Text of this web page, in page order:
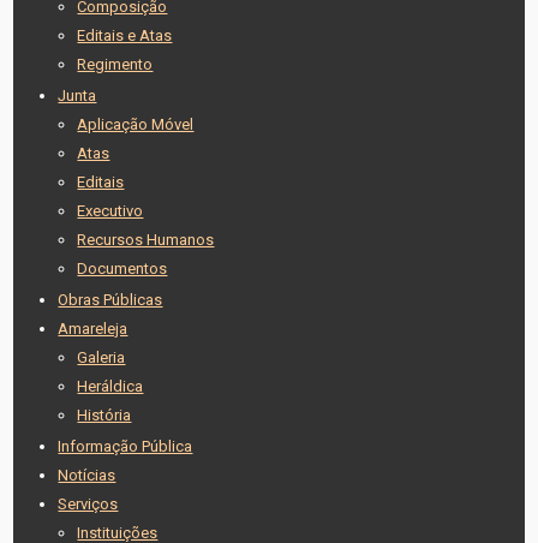
Composição
Editais e Atas
Regimento
Junta
Aplicação Móvel
Atas
Editais
Executivo
Recursos Humanos
Documentos
Obras Públicas
Amareleja
Galeria
Heráldica
História
Informação Pública
Notícias
Serviços
Instituições